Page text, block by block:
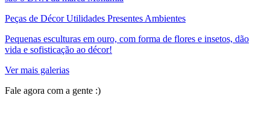
Peças de Décor Utilidades Presentes Ambientes
Pequenas esculturas em ouro, com forma de flores e insetos, dão
vida e sofisticação ao décor!
Ver mais galerias
Fale agora com a gente :)